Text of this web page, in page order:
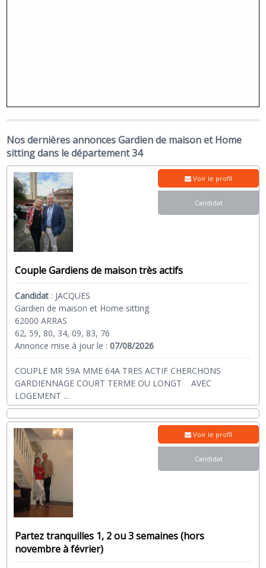
Nos dernières annonces Gardien de maison et Home
sitting dans le département 34
Couple Gardiens de maison très actifs
Candidat : JACQUES
Gardien de maison et Home sitting
62000 ARRAS
62, 59, 80, 34, 09, 83, 76
Annonce mise à jour le :07/08/2026
COUPLE MR 59A MME 64A TRES ACTIF CHERCHONS
GARDIENNAGE COURT TERME OU LONGT AVEC
LOGEMENT ...
Voir le profil
Candidat
Partez tranquilles 1, 2 ou 3 semaines (hors
novembre à février)
Voir le profil
Candidat